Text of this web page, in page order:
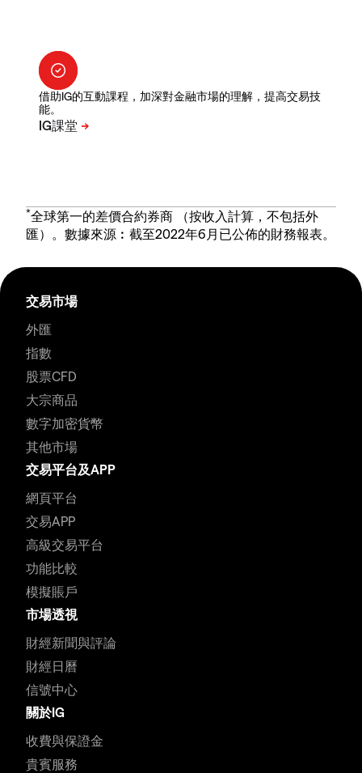
借助IG的互動課程，加深對金融市場的理解，提高交易技
能。
*全球第一的差價合約券商 （按收入計算，不包括外
匯）。數據來源︰截至2022年6月已公佈的財務報表。
交易市場
外匯
指數
股票CFD
大宗商品
數字加密貨幣
其他市場
交易平台及APP
網頁平台
交易APP
高級交易平台
功能比較
模擬賬戶
市場透視
財經新聞與評論
財經日曆
信號中心
關於IG
收費與保證金
貴賓服務